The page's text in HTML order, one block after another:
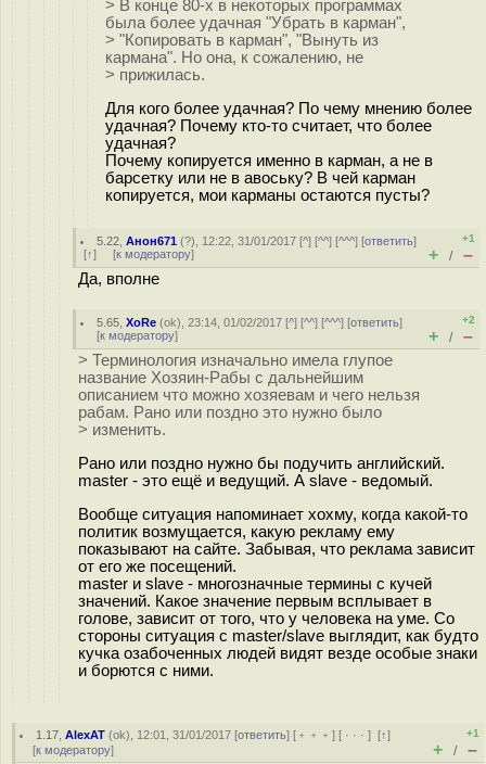
> В конце 80-х в некоторых программах
была более удачная "Убрать в карман",
> "Копировать в карман", "Вынуть из
кармана". Но она, к сожалению, не
> прижилась.
Для кого более удачная? По чему мнению более
удачная? Почему кто-то считает, что более
удачная?
Почему копируется именно в карман, а не в
барсетку или не в авоську? В чей карман
копируется, мои карманы остаются пусты?
5.22 ,Анон671 (?), 12:22, 31/01/2017 [^] [^^] [^^^] [ответить]
[↑] [к модератору]
+1
+ / –
Да, вполне
5.65 ,XoRe (ok), 23:14, 01/02/2017 [^] [^^] [^^^] [ответить]
[к модератору]
+2
+ / –
> Терминология изначально имела глупое
название Хозяин-Рабы с дальнейшим
описанием что можно хозяевам и чего нельзя
рабам. Рано или поздно это нужно было
> изменить.
Рано или поздно нужно бы подучить английский.
master - это ещё и ведущий. А slave - ведомый.
Вообще ситуация напоминает хохму, когда какой-то
политик возмущается, какую рекламу ему
показывают на сайте. Забывая, что реклама зависит
от его же посещений.
master и slave - многозначные термины с кучей
значений. Какое значение первым всплывает в
голове, зависит от того, что у человека на уме. Со
стороны ситуация с master/slave выглядит, как будто
кучка озабоченных людей видят везде особые знаки
и борются с ними.
1.17 ,AlexAT (ok), 12:01, 31/01/2017 [ответить] [ ﹢﹢﹢] [ · · ·][↑]
[к модератору]
+1
+ / –